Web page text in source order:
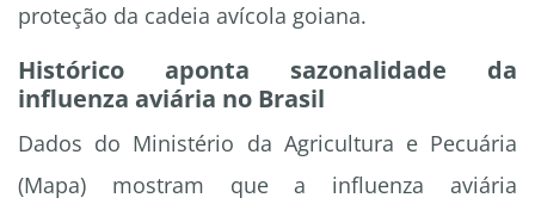
proteção da cadeia avícola goiana.
Histórico aponta sazonalidade da
influenza aviária no Brasil
Dados do Ministério da Agricultura e Pecuária
(Mapa) mostram que a influenza aviária